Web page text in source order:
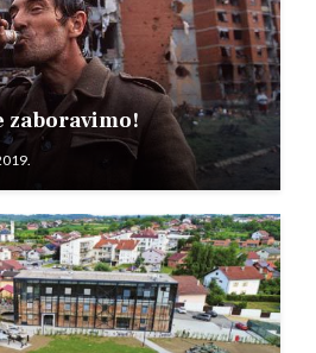
zaboravimo!